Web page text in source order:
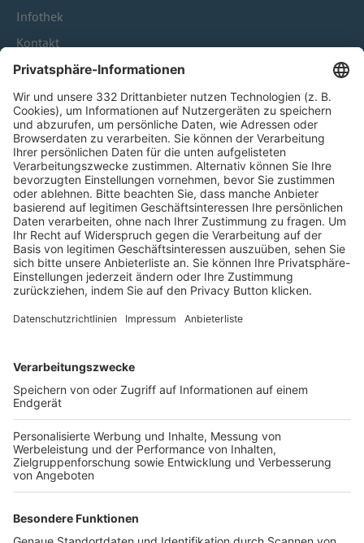
Infothek
Kontakt
HÄUFIG BESUCHTE SEITEN
Pässe und Vereinswechsel
Trainerausbildung
Schulungsangebot Vereinsmitarbeiter
BFV-Geschäftsstellen
Trainerbörse
Login SpielPlus
FOLGE DEM BFV
TOP-VEREINE
TOP-PARTNER